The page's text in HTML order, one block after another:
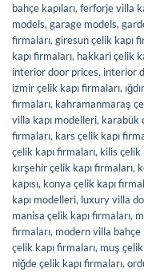
bahçe kapıları,ferforje villa
models,garage models,
firmaları,giresun çelik kapı
kapı firmaları, hakkari çelik
interior door prices, interior
izmir çelik kapı firmaları,
firmaları, kahramanmaraş
villa kapı modelleri, karabük
firmaları, kars çelik kapı
çelik kapı firmaları, kilis çelik
kırşehir çelik kapı firmaları,
kapısı, konya çelik kapı
kapı modelleri, luxury villa
manisa çelik kapı firmaları,
firmaları, modern villa bahçe
çelik kapı firmaları, muş
niğde çelik kapı firmaları,